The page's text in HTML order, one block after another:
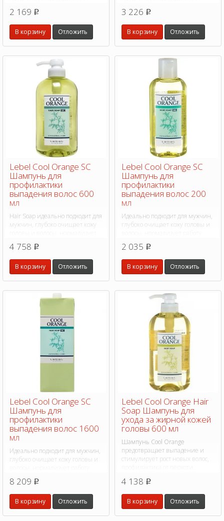
2 169 p
В корзину Отложить
3 226 p
В корзину Отложить
Lebel Cool Orange SC
Шампунь для
профилактики
выпадения волос 600
мл
Hair Soap идеально подходит для
мужчин, глубоко очищает кожу
себорею, освежает, снимает
мышечное напряжение
4 758 p
В корзину Отложить
Lebel Cool Orange SC
Шампунь для
профилактики
выпадения волос 200
мл
Идеально подходит для мужчин,
глубоко очищает кожу головы и
себорею, освежает кожу головы,
снимает мышечное
напряжение.
2 035 p
В корзину Отложить
Lebel Cool Orange SC
Шампунь для
профилактики
выпадения волос 1600
мл
Идеально подходит для мужчин,
глубоко очищает кожу головы и
себорею, освежает кожу головы,
снимает мышечное
напряжение
8 209 p
В корзину Отложить
Lebel Cool Orange Hair
Soap Шампунь для
ухода за жирной кожей
головы 600 мл
Шампунь Cool Orange
предотвращает выпадение и
стимулирует рост новых волос,
4 138 p
В корзину Отложить